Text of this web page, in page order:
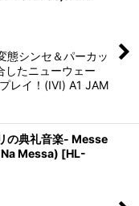
態シンセ＆パーカッ
したニューウェー
レイ！(IVI) A1 JAM
の典礼音楽- Messe
Messa) [HL-